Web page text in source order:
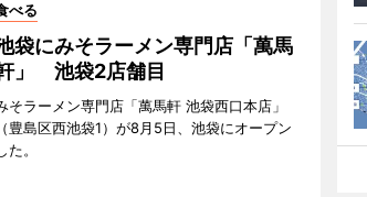
べる
袋にみそラーメン専門店「萬馬
」 池袋2店舗目
そラーメン専門店「萬馬軒 池袋西口本店」
（豊島区西池袋1）が8月5日、池袋にオープン
た。